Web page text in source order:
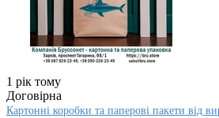
1 рік тому
Договірна
Картонні коробки та паперові пакети від